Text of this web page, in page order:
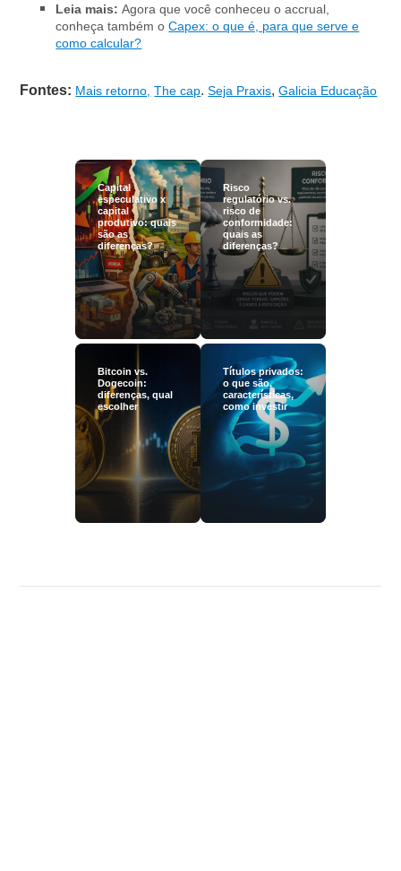
Leia mais: Agora que você conheceu o accrual,
conheça também oCapex: o que é, para que serve e
como calcular?
Fontes: Mais retorno, The cap.Seja Praxis,Galicia Educação
Capital
especulativo x
capital
produtivo: quais
são as
diferenças?
Risco
regulatório vs.
risco de
conformidade:
quais as
diferenças?
Bitcoin vs.
Dogecoin:
diferenças, qual
escolher
Títulos privados:
o que são,
características,
como investir